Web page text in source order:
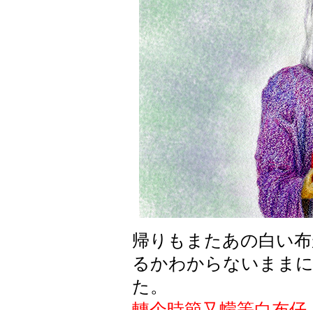
帰 りもまたあの白 い布
るかわからないままに
た 。